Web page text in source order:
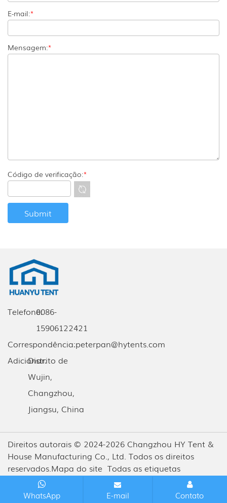
E-mail:*
Mensagem:*
Código de verificação:*
Adicionar:Distrito de
Wujin,
Changzhou,
Jiangsu, China
Telefone:0086-
15906122421
Correspondência:peterpan@hytents.com
Direitos autorais © 2024-2026 Changzhou HY Tent &
House Manufacturing Co., Ltd. Todos os direitos
reservados.Mapa do site Todas as etiquetas
WhatsApp E-mail Contato